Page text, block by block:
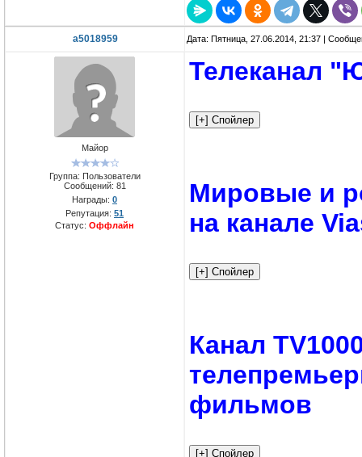
a5018959 Дата: Пятница, 27.06.2014, 21:37 |
Майор
Группа: Пользователи
Сообщений: 81
Награды: 0
Репутация: 51
Статус: Оффлайн
Телеканал
Мировые и
на канале
Канал
фильмов